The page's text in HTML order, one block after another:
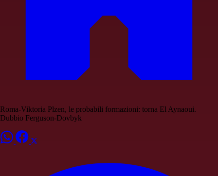
Roma-Viktoria Plzen, le probabili formazioni: torna El Aynaoui.
Dubbio Ferguson-Dovbyk